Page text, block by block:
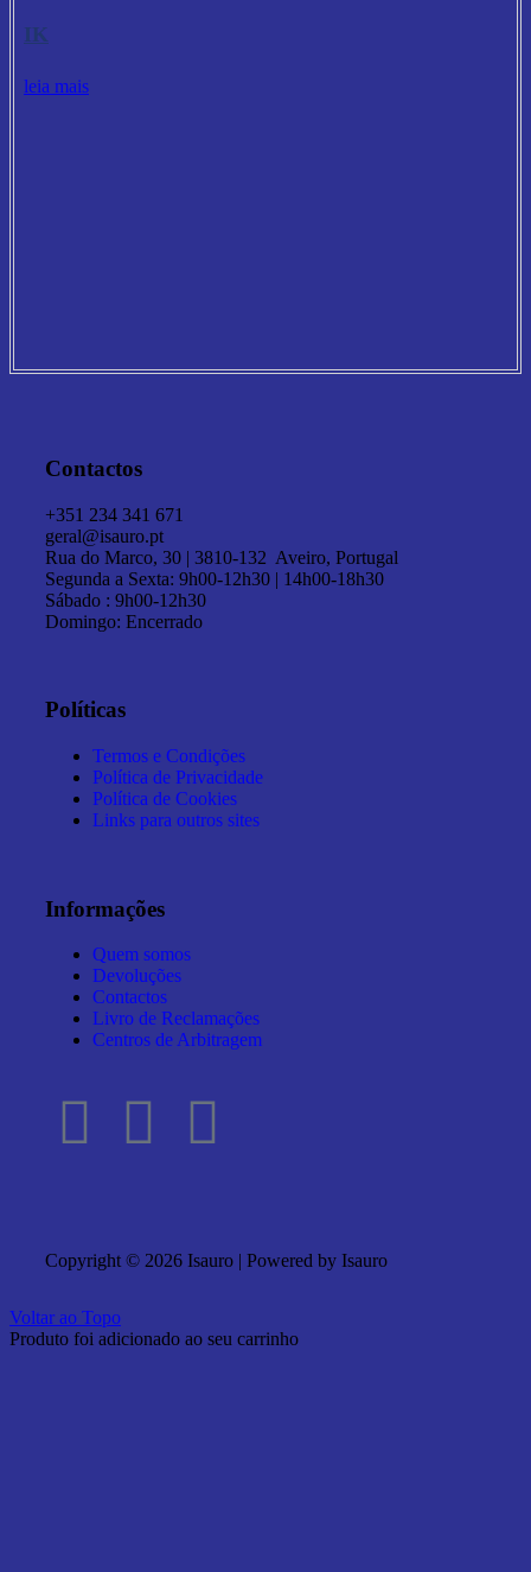
IK
leia mais
Contactos
+351 234 341 671
geral@isauro.pt
Rua do Marco, 30 | 3810-132 Aveiro, Portugal
Segunda a Sexta: 9h00-12h30 | 14h00-18h30
Sábado : 9h00-12h30
Domingo: Encerrado
Políticas
Termos e Condições
Política de Privacidade
Política de Cookies
Links para outros sites
Informações
Quem somos
Devoluções
Contactos
Livro de Reclamações
Centros de Arbitragem
Copyright © 2026 Isauro | Powered by Isauro
Voltar ao Topo
Produto foi adicionado ao seu carrinho